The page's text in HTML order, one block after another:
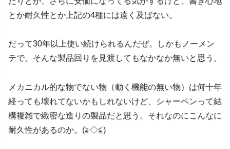
とか耐久性とか上記の4種には遠く及ばない。
だって30年以上使い続けられるんだぜ。しかもノーメン
テで。そんな製品回りを見渡してもなかなか無いと思う。
メカニカル的な物でない物（動く機能の無い物）は何十年
経っても壊れてないかもしれないけど、シャーペンって結
構複雑で緻密な造りの製品だと思う。それなのにこんなに
耐久性があるのか。(≧◇≦)